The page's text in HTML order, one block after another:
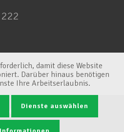
générales
damit diese Website
Darüber hinaus benötigen
Ihre Arbeitserlaubnis.
Dienste auswählen